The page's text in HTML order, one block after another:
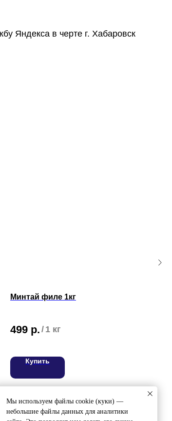
Яндекса в черте г. Хабаровск
Минтай филе 1кг
499 р. / 1 кг
Купить
С НАМИ
Мы используем файлы cookie (куки) —
небольшие файлы данных для аналитики